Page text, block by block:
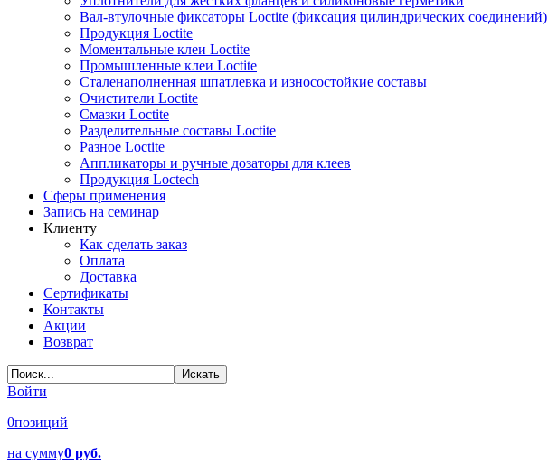
Вал-втулочные фиксаторы Loctite (фиксация цилиндрических соединений)
Продукция Loctite
Моментальные клеи Loctite
Промышленные клеи Loctite
Сталенаполненная шпатлевка и износостойкие составы
Очистители Loctite
Смазки Loctite
Разделительные составы Loctite
Разное Loctite
Аппликаторы и ручные дозаторы для клеев
Продукция Loctech
Сферы применения
Запись на семинар
Клиенту
Как сделать заказ
Оплата
Доставка
Сертификаты
Контакты
Акции
Возврат
Войти
0позиций
на сумму0 руб.